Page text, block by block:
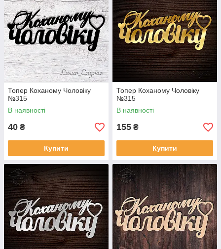
Топер Коханому Чоловіку
№315
В наявності
40 ₴
Купити
Топер Коханому Чоловіку
№315
В наявності
155 ₴
Купити